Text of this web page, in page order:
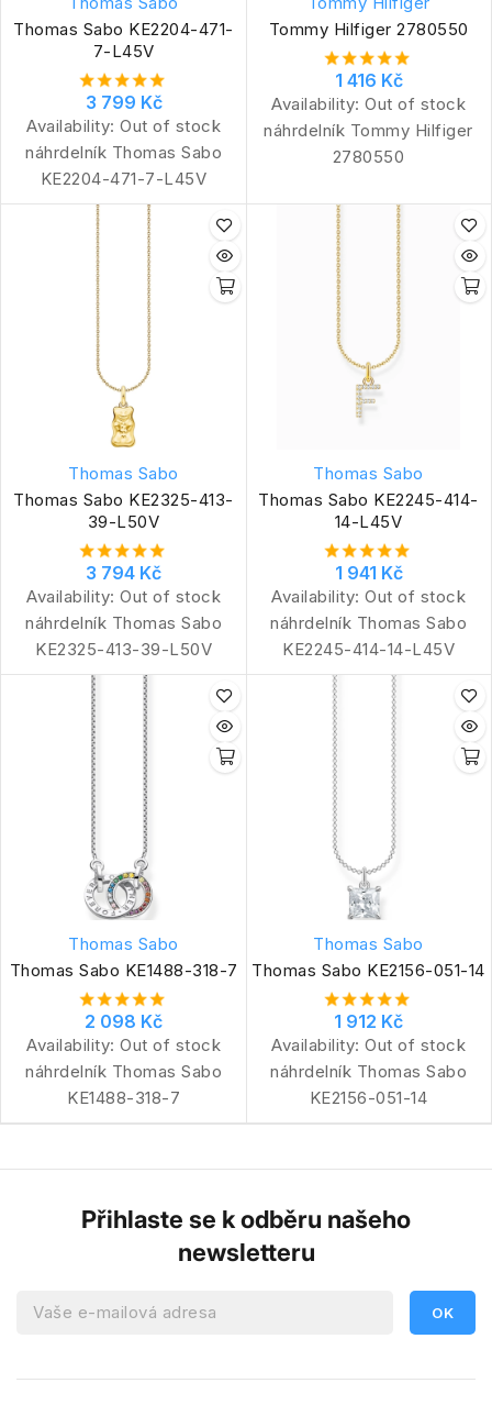
Thomas Sabo KE2204-471-
7-L45V
3 799 Kč
Availability: Out of stock
náhrdelník Thomas Sabo
KE2204-471-7-L45V
Tommy Hilfiger 2780550
1 416 Kč
Availability: Out of stock
náhrdelník Tommy Hilfiger
2780550
Thomas Sabo
Thomas Sabo KE2325-413-
39-L50V
3 794 Kč
Availability: Out of stock
náhrdelník Thomas Sabo
KE2325-413-39-L50V
Thomas Sabo
Thomas Sabo KE2245-414-
14-L45V
1 941 Kč
Availability: Out of stock
náhrdelník Thomas Sabo
KE2245-414-14-L45V
Thomas Sabo
Thomas Sabo KE1488-318-7
2 098 Kč
Availability: Out of stock
náhrdelník Thomas Sabo
KE1488-318-7
Thomas Sabo
Thomas Sabo KE2156-051-14
1 912 Kč
Availability: Out of stock
náhrdelník Thomas Sabo
KE2156-051-14
Přihlaste se k odběru našeho
newsletteru